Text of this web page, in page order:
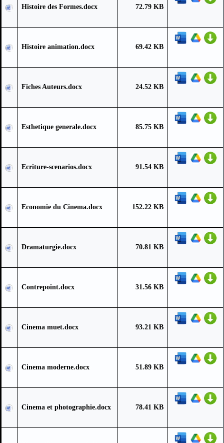
Histoire des Formes.docx 72.79 KB
Histoire animation.docx 69.42 KB
Fiches Auteurs.docx 24.52 KB
Esthetique generale.docx 85.75 KB
Ecriture-scenarios.docx 91.54 KB
Economie du Cinema.docx 152.22 KB
Dramaturgie.docx 70.81 KB
Contrepoint.docx 31.56 KB
Cinema muet.docx 93.21 KB
Cinema moderne.docx 51.89 KB
Cinema et photographie.docx 78.41 KB